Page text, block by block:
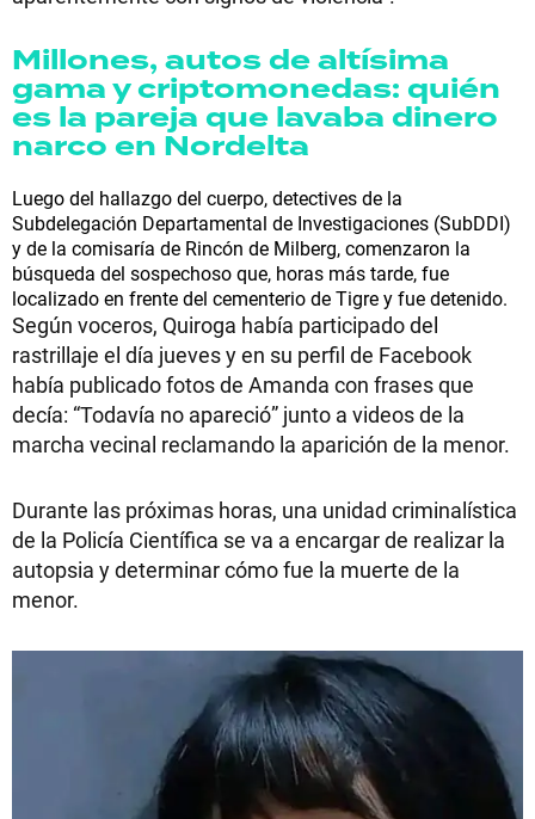
Millones, autos de altísima
gama y criptomonedas: quién
es la pareja que lavaba dinero
narco en Nordelta
Luego del hallazgo del cuerpo, detectives de la
Subdelegación Departamental de Investigaciones (SubDDI)
y de la comisaría de Rincón de Milberg, comenzaron la
búsqueda del sospechoso que, horas más tarde, fue
localizado en frente del cementerio de Tigre y fue detenido.
Según voceros, Quiroga había participado del
rastrillaje el día jueves y en su perfil de Facebook
había publicado fotos de Amanda con frases que
decía: “Todavía no apareció” junto a videos de la
marcha vecinal reclamando la aparición de la menor.
Durante las próximas horas, una unidad criminalística
de la Policía Científica se va a encargar de realizar la
autopsia y determinar cómo fue la muerte de la
menor.